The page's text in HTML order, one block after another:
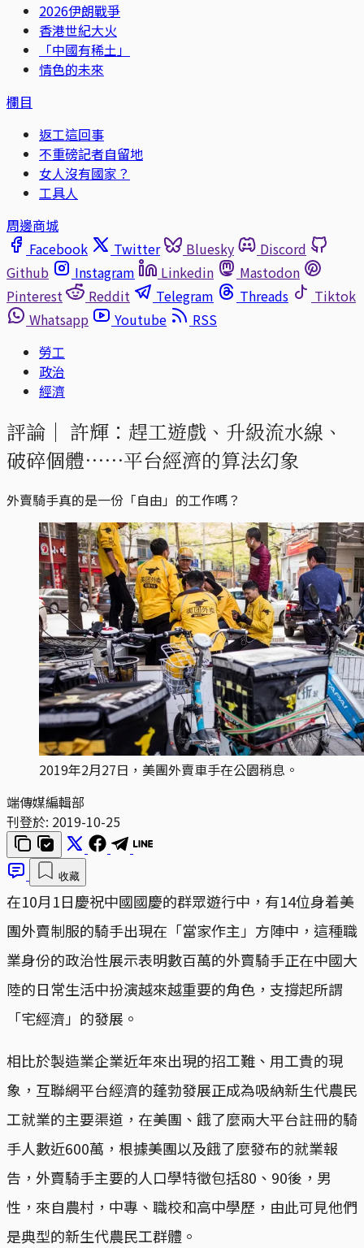
2026伊朗戰爭
香港世紀大火
「中國有稀土」
情色的未來
欄目
返工這回事
不重磅記者自留地
女人沒有國家？
工具人
周邊商城
Facebook
Twitter Bluesky
Discord
Github
Instagram Linkedin
Mastodon
Pinterest
Reddit Telegram Threads
Tiktok
Whatsapp
Youtube
RSS
勞工
政治
經濟
評論｜ 許輝：趕工遊戲、升級流水線、
破碎個體⋯⋯平台經濟的算法幻象
外賣騎手真的是一份「自由」的工作嗎？
2019年2月27日，美團外賣車手在公園稍息。
端傳媒編輯部
刊登於: 2019-10-25
收藏
在10月1日慶祝中國國慶的群眾遊行中，有14位身着美
團外賣制服的騎手出現在「當家作主」方陣中，這種職
業身份的政治性展示表明數百萬的外賣騎手正在中國大
陸的日常生活中扮演越來越重要的角色，支撐起所謂
「宅經濟」的發展。
相比於製造業企業近年來出現的招工難、用工貴的現
象，互聯網平台經濟的蓬勃發展正成為吸納新生代農民
工就業的主要渠道，在美團、餓了麼兩大平台註冊的騎
手人數近600萬，根據美團以及餓了麼發布的就業報
告，外賣騎手主要的人口學特徵包括80、90後，男
性，來自農村，中專、職校和高中學歷，由此可見他們
是典型的新生代農民工群體。